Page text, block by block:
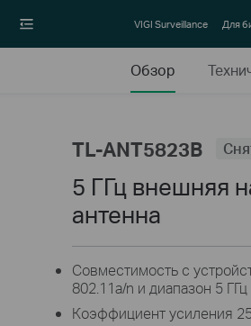
VIGI Surveillance Для
Обзор
TL-ANT5823B
5 ГГц внешняя
антенна
Совместимость с
802.11a/n и диапазон 5 ГГц
Коэффициент усиления